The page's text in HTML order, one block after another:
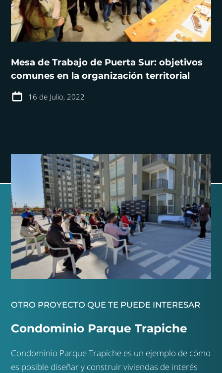
Mesa de Trabajo de Puerta Sur: objetivos
comunes en la organización territorial
16 de Julio, 2022
OTRO PROYECTO QUE TE PUEDE INTERESAR
Condominio Parque Trapiche
Condominio Parque Trapiche es un ejemplo de cómo
es posible diseñar y construir viviendas de interés